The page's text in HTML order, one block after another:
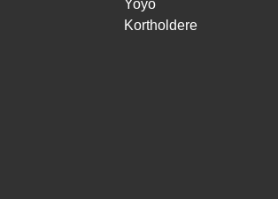
Yoyo
Kortholdere